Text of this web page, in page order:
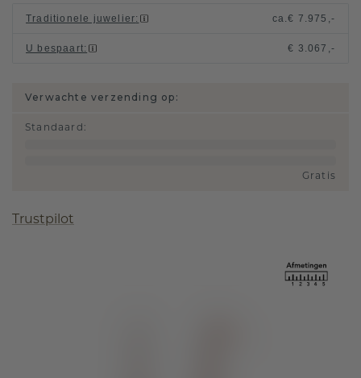
Traditionele juwelier: ca.€ 7.975,-
U bespaart: € 3.067,-
Verwachte verzending op:
Standaard :
Gratis
Trustpilot